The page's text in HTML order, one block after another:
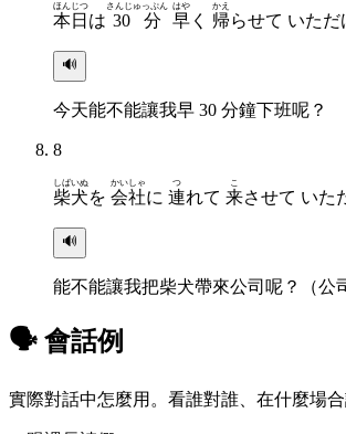
本日
ほんじつ
は 30分
さんじゅっぷん
早
はや
く 帰
かえ
らせて いただ
🔊
今天能不能讓我早 30 分鐘下班呢？
8
柴犬
しばいぬ
を 会社
かいしゃ
に 連
つ
れて 来
こ
させて いた
🔊
能不能讓我把柴犬帶來公司呢？（公
🗣 會話例
實際對話中怎麼用。看誰對誰、在什麼場合